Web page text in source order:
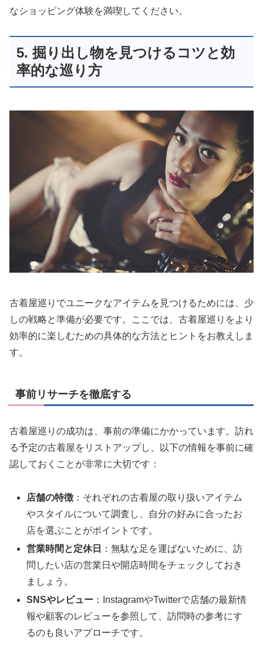
なショッピング体験を満喫してください。
5. 掘り出し物を見つけるコツと効
率的な巡り方
古着屋巡りでユニークなアイテムを見つけるためには、少
しの戦略と準備が必要です。ここでは、古着屋巡りをより
効率的に楽しむための具体的な方法とヒントをお教えしま
す。
事前リサーチを徹底する
古着屋巡りの成功は、事前の準備にかかっています。訪れ
る予定の古着屋をリストアップし、以下の情報を事前に確
認しておくことが非常に大切です：
店舗の特徴 ：それぞれの古着屋の取り扱いアイテム
やスタイルについて調査し、自分の好みに合ったお
店を選ぶことがポイントです。
営業時間と定休日
：無駄な足を運ばないために、訪
問したい店の営業日や開店時間をチェックしておき
ましょう。
SNSやレビュー ：InstagramやTwitterで店舗の最新情
報や顧客のレビューを参照して、訪問時の参考にす
るのも良いアプローチです。